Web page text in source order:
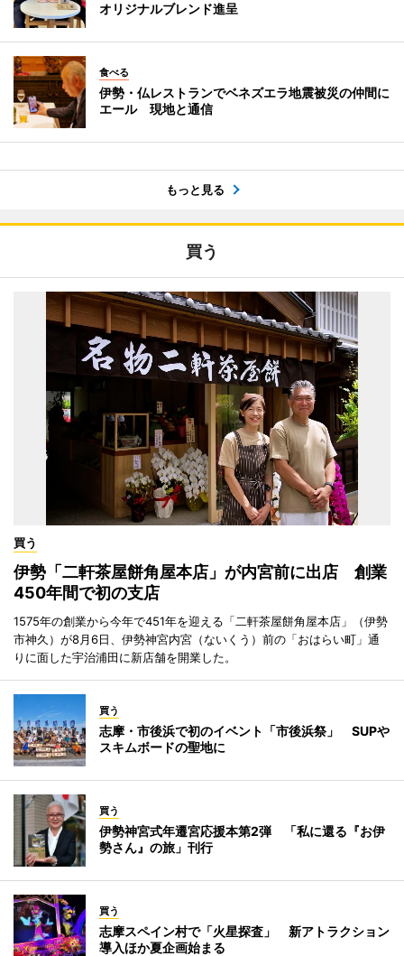
オリジナルブレンド進呈
食べる
伊勢・仏レストランでベネズエラ地震被災の仲間に
エール 現地と通信
もっと見る
買う
買う
伊勢「二軒茶屋餅角屋本店」が内宮前に出店 創業
450年間で初の支店
1575年の創業から今年で451年を迎える「二軒茶屋餅角屋本店」（伊勢
市神久）が8月6日、伊勢神宮内宮（ないくう）前の「おはらい町」通
りに面した宇治浦田に新店舗を開業した。
買う
志摩・市後浜で初のイベント「市後浜祭」 SUPや
スキムボードの聖地に
買う
伊勢神宮式年遷宮応援本第2弾 「私に還る『お伊
勢さん』の旅」刊行
買う
志摩スペイン村で「火星探査」 新アトラクション
導入ほか夏企画始まる